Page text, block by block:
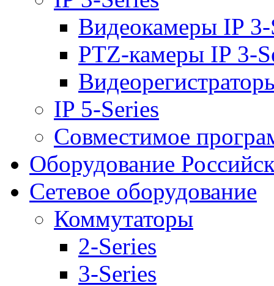
Видеокамеры IP 3-
PTZ-камеры IP 3-
IP 5-Series
Совместимое
Оборудование
Сетевое оборудование
Коммутаторы
2-Series
3-Series